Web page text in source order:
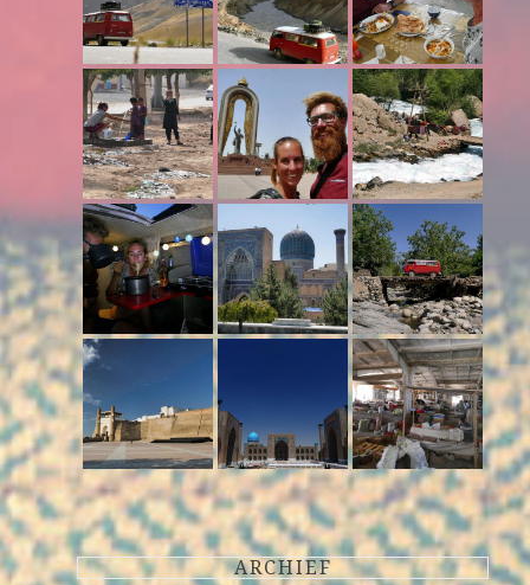
ARCHIEF